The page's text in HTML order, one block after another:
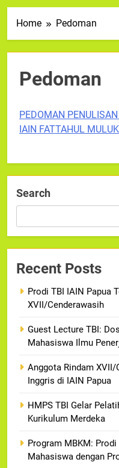
Home Pedoman
Pedoman
PEDOMAN
IAIN FATTAHUL
Search
Recent Posts
Prodi TBI IAIN Papua
XVII/Cenderawasih
Guest Lecture TBI:
Mahasiswa Ilmu
Anggota Rindam
Inggris di IAIN Papua
HMPS TBI Gelar
Kurikulum Merdeka
Program MBKM:
Mahasiswa dengan